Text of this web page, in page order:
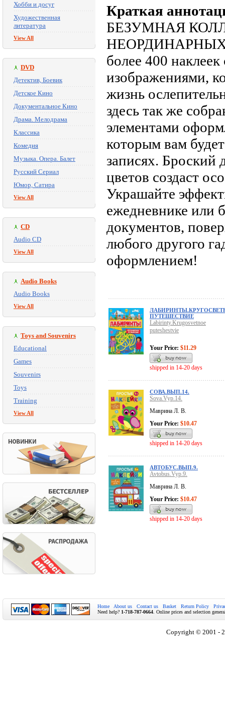
Хобби и досуг
Художественная
литература
View All
DVD
Детектив, Боевик
Детское Кино
Документальное Кино
Драма. Мелодрама
Классика
Комедия
Музыка. Опера. Балет
Русский Сериал
Юмор, Сатира
View All
CD
Audio CD
View All
Audio Books
Audio Books
View All
Toys and Souvenirs
Educational
Games
Souvenirs
Toys
Training
View All
Краткая
БЕЗУМНАЯ
НЕОРДИНАРНЫХ
более 400
изображениями,
жизнь
здесь так же
элементами
которым вам
записях. Броский
цветов создаст
Украшайте
ежедневнике или
документов,
любого другого
оформлением!
ПУТЕШЕСТВИЕ
Labirinty.Krugosvetnoe
puteshestvie
Your Price: $11.29
shipped in 14-20 days
СОВА.ВЫП.14.
Sova.Vyp.14.
Маврина Л. В.
Your Price: $10.47
shipped in 14-20 days
АВТОБУС.ВЫП.9.
Avtobus.Vyp.9.
Маврина Л. В.
Your Price: $10.47
shipped in 14-20 days
Home About us Contact us Basket Return Policy
Need help? 1-718-787-0664 . Online prices and selection
Copyright © 2001 -